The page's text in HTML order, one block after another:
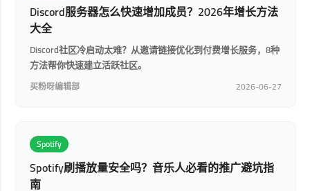
Discord服务器怎么快速增加成员？2026年增长方法
大全
Discord社区冷启动太难？从邀请链接优化到付费增长服务，8种
方法帮你快速建立活跃社区。
买粉呀编辑部 2026-06-27
Spotify
Spotify刷播放量安全吗？音乐人必看的推广避坑指
南